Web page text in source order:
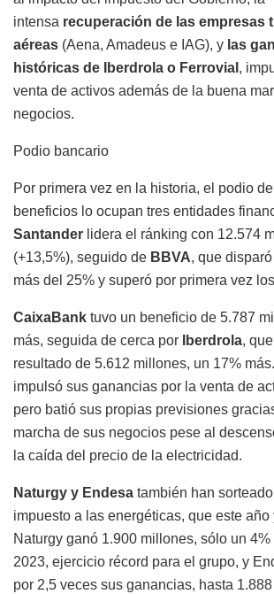
intensa recuperación de las empresas
aéreas (Aena, Amadeus e IAG), y las
históricas de Iberdrola o Ferrovial ,
venta de activos además de la buena
negocios.
Podio bancario
Por primera vez en la historia, el podio
beneficios lo ocupan tres entidades
Santander lidera el ránking con 12.574
(+13,5%), seguido de BBVA, que
más del 25% y superó por primera vez
CaixaBank tuvo un beneficio de 5.787
más, seguida de cerca por
Iberdrola,
resultado de 5.612 millones, un 17%
impulsó sus ganancias por la venta de
pero batió sus propias previsiones
marcha de sus negocios pese al
la caída del precio de la electricidad.
Naturgy y Endesa también han
impuesto a las energéticas, que este año
Naturgy ganó 1.900 millones, sólo un
2023, ejercicio récord para el grupo, y
por 2,5 veces sus ganancias, hasta